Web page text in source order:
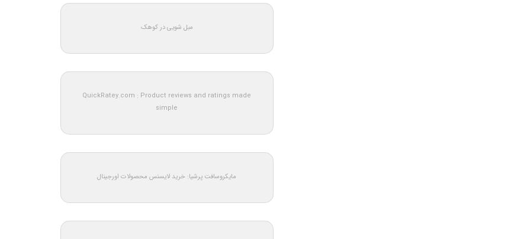
مبل شویی در کوهک
QuickRatey.com : Product reviews and ratings made
simple
مایکروسافت پرشیا: خرید لایسنس محصولات اورجینال